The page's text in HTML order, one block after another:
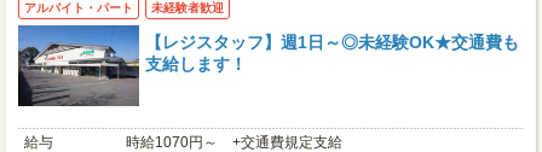
アルバイト・パート 未経験者歓迎
【レジスタッフ】週1日～◎未経験OK★交通費も
支給します！
給与
時給1070円～ +交通費規定支給